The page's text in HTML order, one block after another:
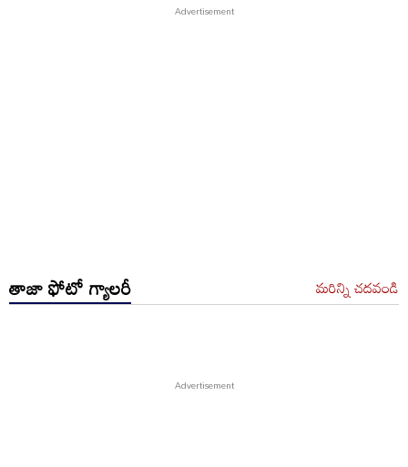
తాజా ఫోటో గ్యాలరీ మరిన్ని చదవండి